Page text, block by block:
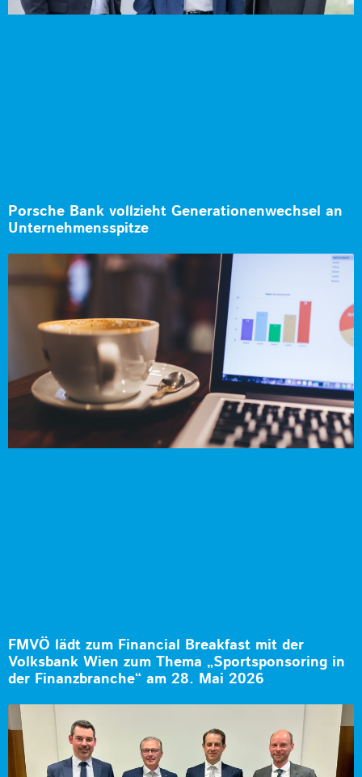
Porsche Bank vollzieht Generationenwechsel an
Unternehmensspitze
FMVÖ lädt zum Financial Breakfast mit der
Volksbank Wien zum Thema „Sportsponsoring in
der Finanzbranche“ am 28. Mai 2026